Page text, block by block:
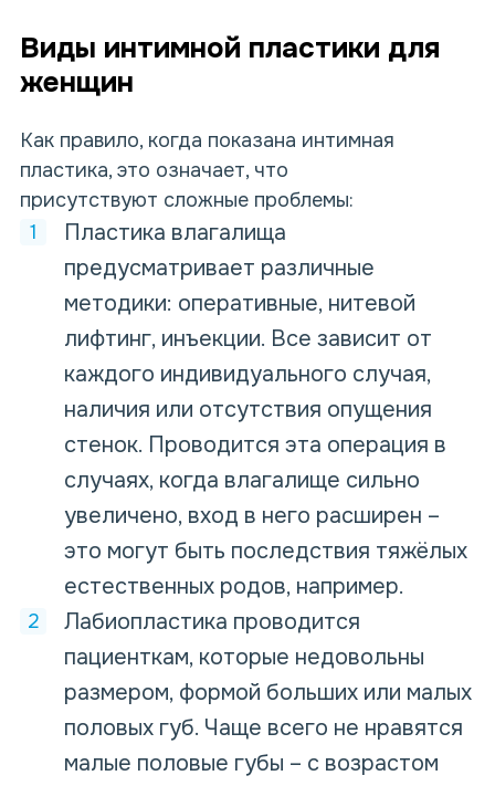
Виды интимной пластики для
женщин
Как правило, когда показана интимная
пластика, это означает, что
присутствуют сложные проблемы:
Пластика влагалища
предусматривает различные
методики: оперативные, нитевой
лифтинг, инъекции. Все зависит от
каждого индивидуального случая,
наличия или отсутствия опущения
стенок. Проводится эта операция в
случаях, когда влагалище сильно
увеличено, вход в него расширен –
это могут быть последствия тяжёлых
естественных родов, например.
Лабиопластика проводится
пациенткам, которые недовольны
размером, формой больших или малых
половых губ. Чаще всего не нравятся
малые половые губы – с возрастом